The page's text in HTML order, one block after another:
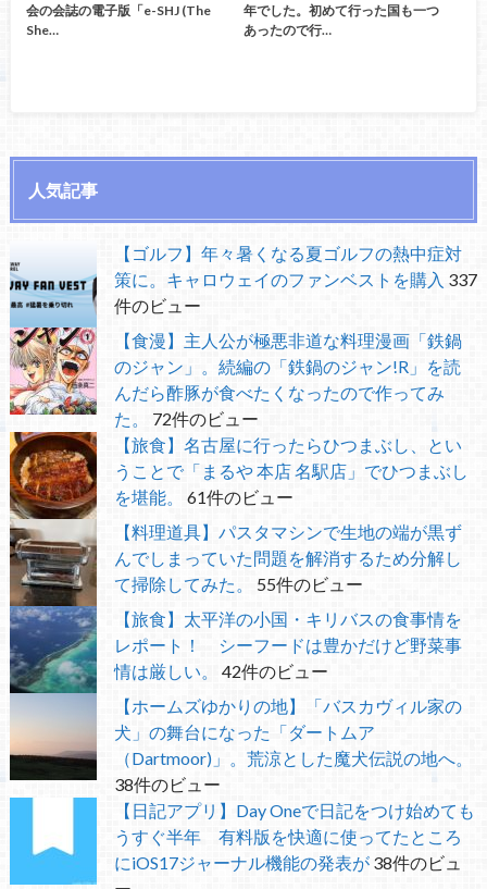
会の会誌の電子版「e-SHJ (The
She…
年でした。初めて行った国も一つ
あったので行…
人気記事
【ゴルフ】年々暑くなる夏ゴルフの熱中症対
策に。キャロウェイのファンベストを購入 337
件のビュー
【食漫】主人公が極悪非道な料理漫画「鉄鍋
のジャン」。続編の「鉄鍋のジャン!R」を読
んだら酢豚が食べたくなったので作ってみ
た。
72件のビュー
【旅食】名古屋に行ったらひつまぶし、とい
うことで「まるや 本店 名駅店」でひつまぶし
を堪能。
61件のビュー
【料理道具】パスタマシンで生地の端が黒ず
んでしまっていた問題を解消するため分解し
て掃除してみた。
55件のビュー
【旅食】太平洋の小国・キリバスの食事情を
レポート！ シーフードは豊かだけど野菜事
情は厳しい。
42件のビュー
【ホームズゆかりの地】「バスカヴィル家の
犬」の舞台になった「ダートムア
（Dartmoor)」。荒涼とした魔犬伝説の地へ。
38件のビュー
【日記アプリ】Day Oneで日記をつけ始めても
うすぐ半年 有料版を快適に使ってたところ
にiOS17ジャーナル機能の発表が 38件のビュ